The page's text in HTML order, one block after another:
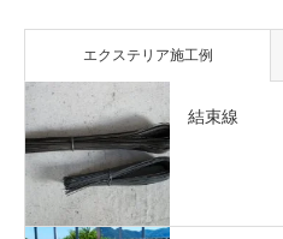
エクステリア施工例
結束線